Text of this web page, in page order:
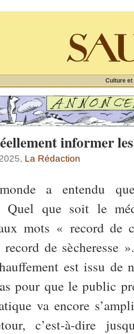
Culture et
informer
La Rédaction
a entendu
Quel que soit le
mots « record de
de sècheresse
est issu de
pour que le public
va encore
c’est-à-dire